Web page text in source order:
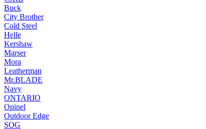
Buck
City Brother
Cold Steel
Helle
Kershaw
Marser
Mora
Leatherman
Mr.BLADE
Navy
ONTARIO
Opinel
Outdoor Edge
SOG